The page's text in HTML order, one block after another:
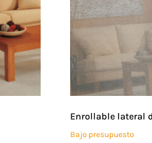
Enrollable lateral
Bajo presupuesto